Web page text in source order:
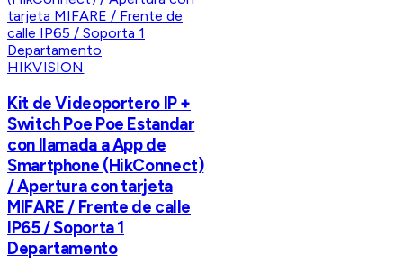
HIKVISION
Kit de Videoportero IP +
Switch Poe Poe Estandar
con llamada a App de
Smartphone (HikConnect)
/ Apertura con tarjeta
MIFARE / Frente de calle
IP65 / Soporta 1
Departamento